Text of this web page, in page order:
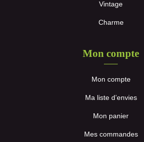
Vintage
Charme
Mon compte
Mon compte
Ma liste d’envies
Mon panier
Mes commandes